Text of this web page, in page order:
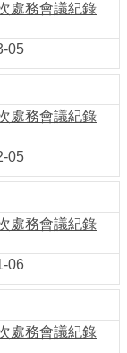
處務會議紀錄
05
處務會議紀錄
05
處務會議紀錄
06
處務會議紀錄